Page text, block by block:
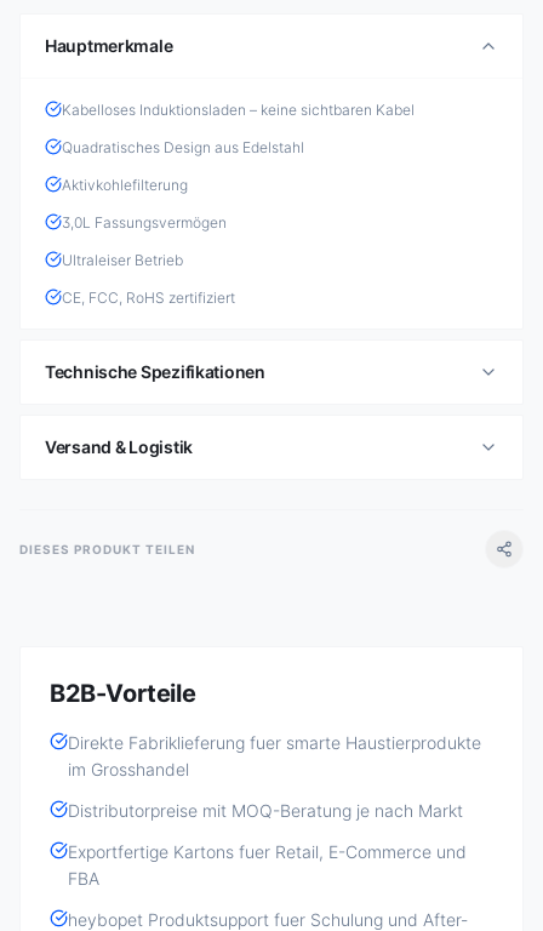
Hauptmerkmale
Kabelloses Induktionsladen – keine sichtbaren Kabel
Quadratisches Design aus Edelstahl
Aktivkohlefilterung
3,0L Fassungsvermögen
Ultraleiser Betrieb
CE, FCC, RoHS zertifiziert
Technische Spezifikationen
Versand & Logistik
DIESES PRODUKT TEILEN
B2B-Vorteile
Direkte Fabriklieferung fuer smarte Haustierprodukte
im Grosshandel
Distributorpreise mit MOQ-Beratung je nach Markt
Exportfertige Kartons fuer Retail, E-Commerce und
FBA
heybopet Produktsupport fuer Schulung und After-